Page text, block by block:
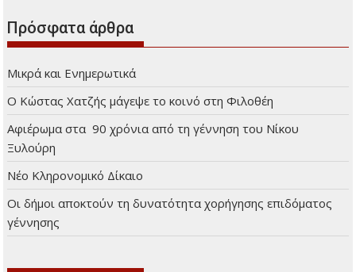
Πρόσφατα άρθρα
Μικρά και Ενημερωτικά
Ο Κώστας Χατζής μάγεψε το κοινό στη Φιλοθέη
Αφιέρωμα στα 90 χρόνια από τη γέννηση του Νίκου
Ξυλούρη
Νέο Κληρονομικό Δίκαιο
Οι δήμοι αποκτούν τη δυνατότητα χορήγησης επιδόματος
γέννησης